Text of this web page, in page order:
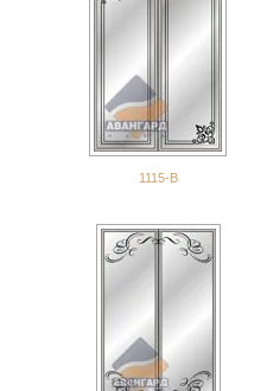
1115-В